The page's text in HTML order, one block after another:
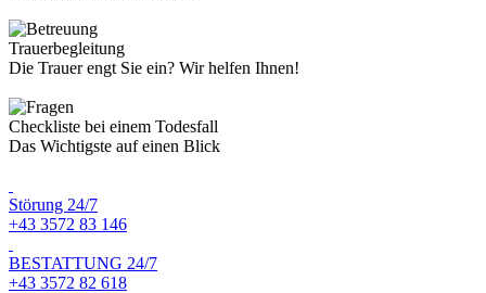
Trauerbegleitung
Die Trauer engt Sie ein? Wir helfen Ihnen!
Checkliste bei einem Todesfall
Das Wichtigste auf einen Blick
Störung 24/7
+43 3572 83 146
BESTATTUNG 24/7
+43 3572 82 618